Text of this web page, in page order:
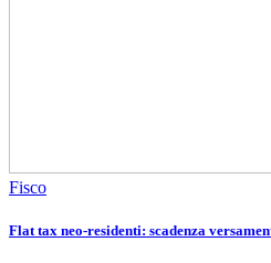
Fisco
Flat tax neo-residenti: scadenza